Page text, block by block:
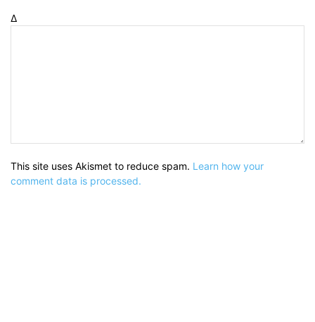
Δ
This site uses Akismet to reduce spam. Learn how your
comment data is processed.